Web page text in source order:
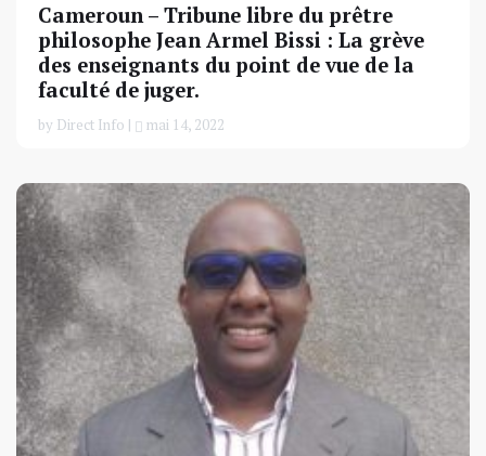
Cameroun – Tribune libre du prêtre
philosophe Jean Armel Bissi : La grève
des enseignants du point de vue de la
faculté de juger.
by Direct Info | mai 14, 2022